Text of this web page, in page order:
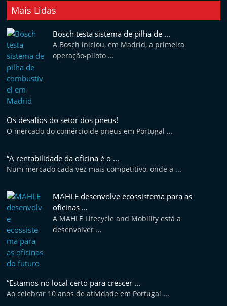
Mais Lidas
Bosch testa sistema de pilha de ...
A Bosch iniciou, em Madrid, a primeira
operação-piloto ...
Os desafios do setor dos pneus!
O mercado do comércio de pneus em Portugal ...
“A rentabilidade da oficina é o ...
Num mercado cada vez mais competitivo, onde a ...
MAHLE desenvolve ecossistema para as
oficinas ...
A MAHLE Lifecycle and Mobility está a
desenvolver ...
“Estamos no local certo para crescer ...
Ao celebrar 10 anos de atividade em Portugal ...